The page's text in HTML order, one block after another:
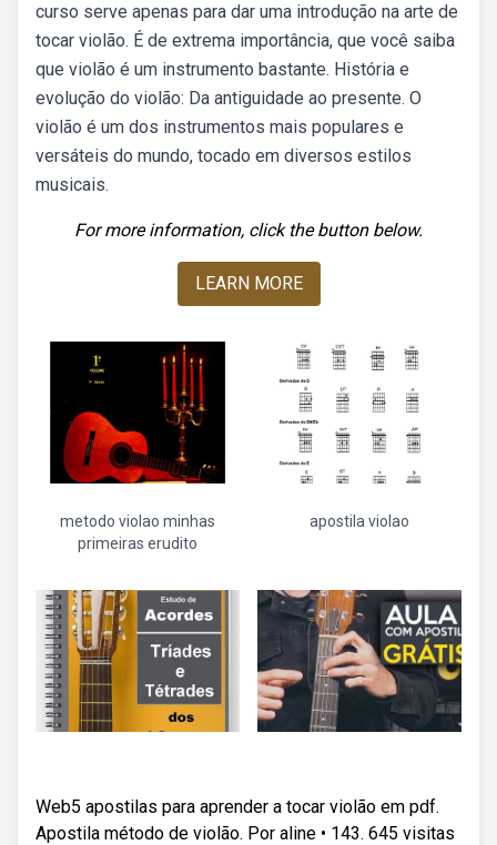
curso serve apenas para dar uma introdução na arte de
tocar violão. É de extrema importância, que você saiba
que violão é um instrumento bastante. História e
evolução do violão: Da antiguidade ao presente. O
violão é um dos instrumentos mais populares e
versáteis do mundo, tocado em diversos estilos
musicais.
For more information, click the button below.
LEARN MORE
metodo violao minhas
primeiras erudito
apostila violao
Web5 apostilas para aprender a tocar violão em pdf.
Apostila método de violão. Por aline • 143. 645 visitas